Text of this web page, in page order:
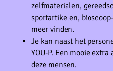
zelfmaterialen,
sportartikelen,
meer vinden.
Je kan naast het
YOU-P. Een mooie
deze mensen.